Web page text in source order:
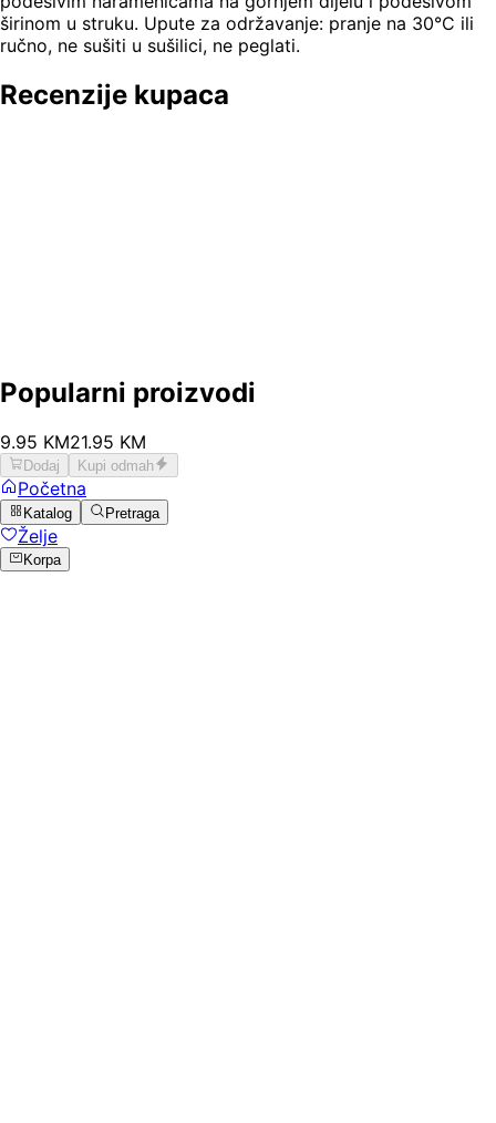
širinom u struku. Upute za održavanje: pranje na 30°C ili
ručno, ne sušiti u sušilici, ne peglati.
Recenzije kupaca
Popularni proizvodi
9.95 KM21.95 KM
Dodaj Kupi odmah
Početna
Katalog Pretraga
Želje
Korpa